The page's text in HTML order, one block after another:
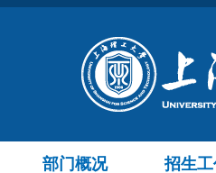
部门概况 招生工